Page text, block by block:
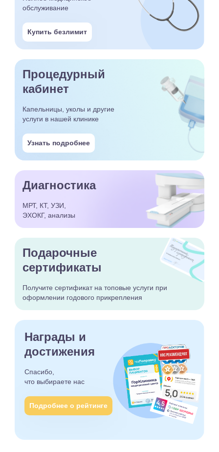
обслуживание
Купить безлимит
Процедурный
кабинет
Капельницы, уколы и другие
услуги в нашей клинике
Узнать подробнее
Диагностика
МРТ, КТ, УЗИ,
ЭХОКГ, анализы
Подарочные
сертификаты
Получите сертификатна топовые услуги при
оформлении годового прикрепления
Награды и
достижения
Спасибо,
что выбираете нас
Подробнее о рейтинге